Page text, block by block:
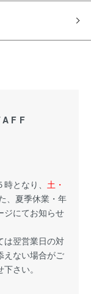
となり、 土・
、夏季休業・年
ジにてお知らせ
は翌営業日の対
えない場合がご
さい。